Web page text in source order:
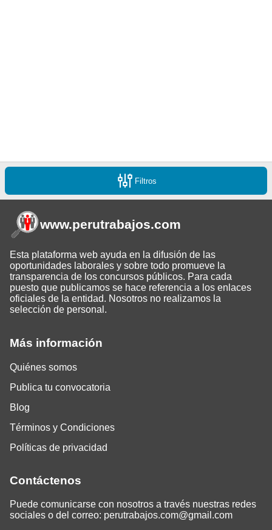
Filtros
Más información
Quiénes somos
Publica tu convocatoria
Blog
Términos y Condiciones
Políticas de privacidad
Contáctenos
Puede comunicarse con nosotros a través nuestras redes
sociales o del correo: perutrabajos.com@gmail.com
www.perutrabajos.com
Esta plataforma web ayuda en la difusión de las
oportunidades laborales y sobre todo promueve la
transparencia de los concursos públicos. Para cada
puesto que publicamos se hace referencia a los enlaces
oficiales de la entidad. Nosotros no realizamos la
selección de personal.